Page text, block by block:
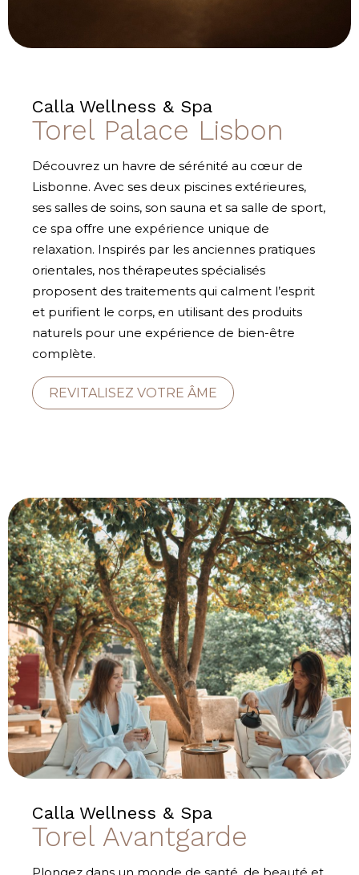
Calla Wellness & Spa
Torel Palace Lisbon
Découvrez un havre de sérénité au cœur de
Lisbonne. Avec ses deux piscines extérieures,
ses salles de soins, son sauna et sa salle de sport,
ce spa offre une expérience unique de
relaxation. Inspirés par les anciennes pratiques
orientales, nos thérapeutes spécialisés
proposent des traitements qui calment l’esprit
et purifient le corps, en utilisant des produits
naturels pour une expérience de bien-être
complète.
REVITALISEZ VOTRE ÂME
Calla Wellness & Spa
Torel Avantgarde